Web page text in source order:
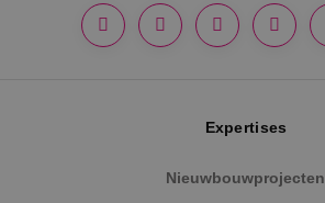
Expertises
Nieuwbouwprojecten
Google Privacy Policy